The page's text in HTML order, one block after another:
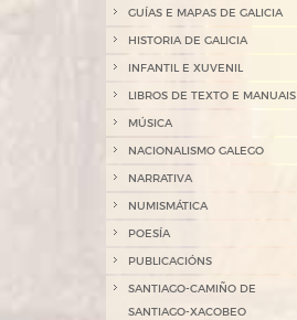
GUÍAS E MAPAS DE GALICIA
HISTORIA DE GALICIA
INFANTIL E XUVENIL
LIBROS DE TEXTO E MANUAIS
MÚSICA
NACIONALISMO GALEGO
NARRATIVA
NUMISMÁTICA
POESÍA
PUBLICACIÓNS
SANTIAGO-CAMIÑO DE
SANTIAGO-XACOBEO